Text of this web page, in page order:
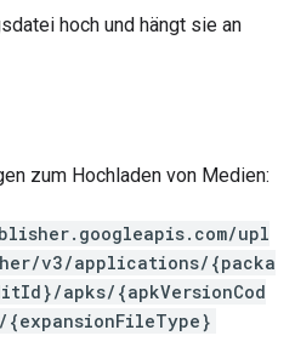
hoch und hängt sie an
zum Hochladen von Medien:
upl
v3/applications/{packa
apks/{apkVersionCod